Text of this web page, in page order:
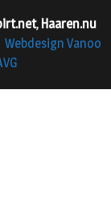
, Haaren.nu
Webdesign Vanoo